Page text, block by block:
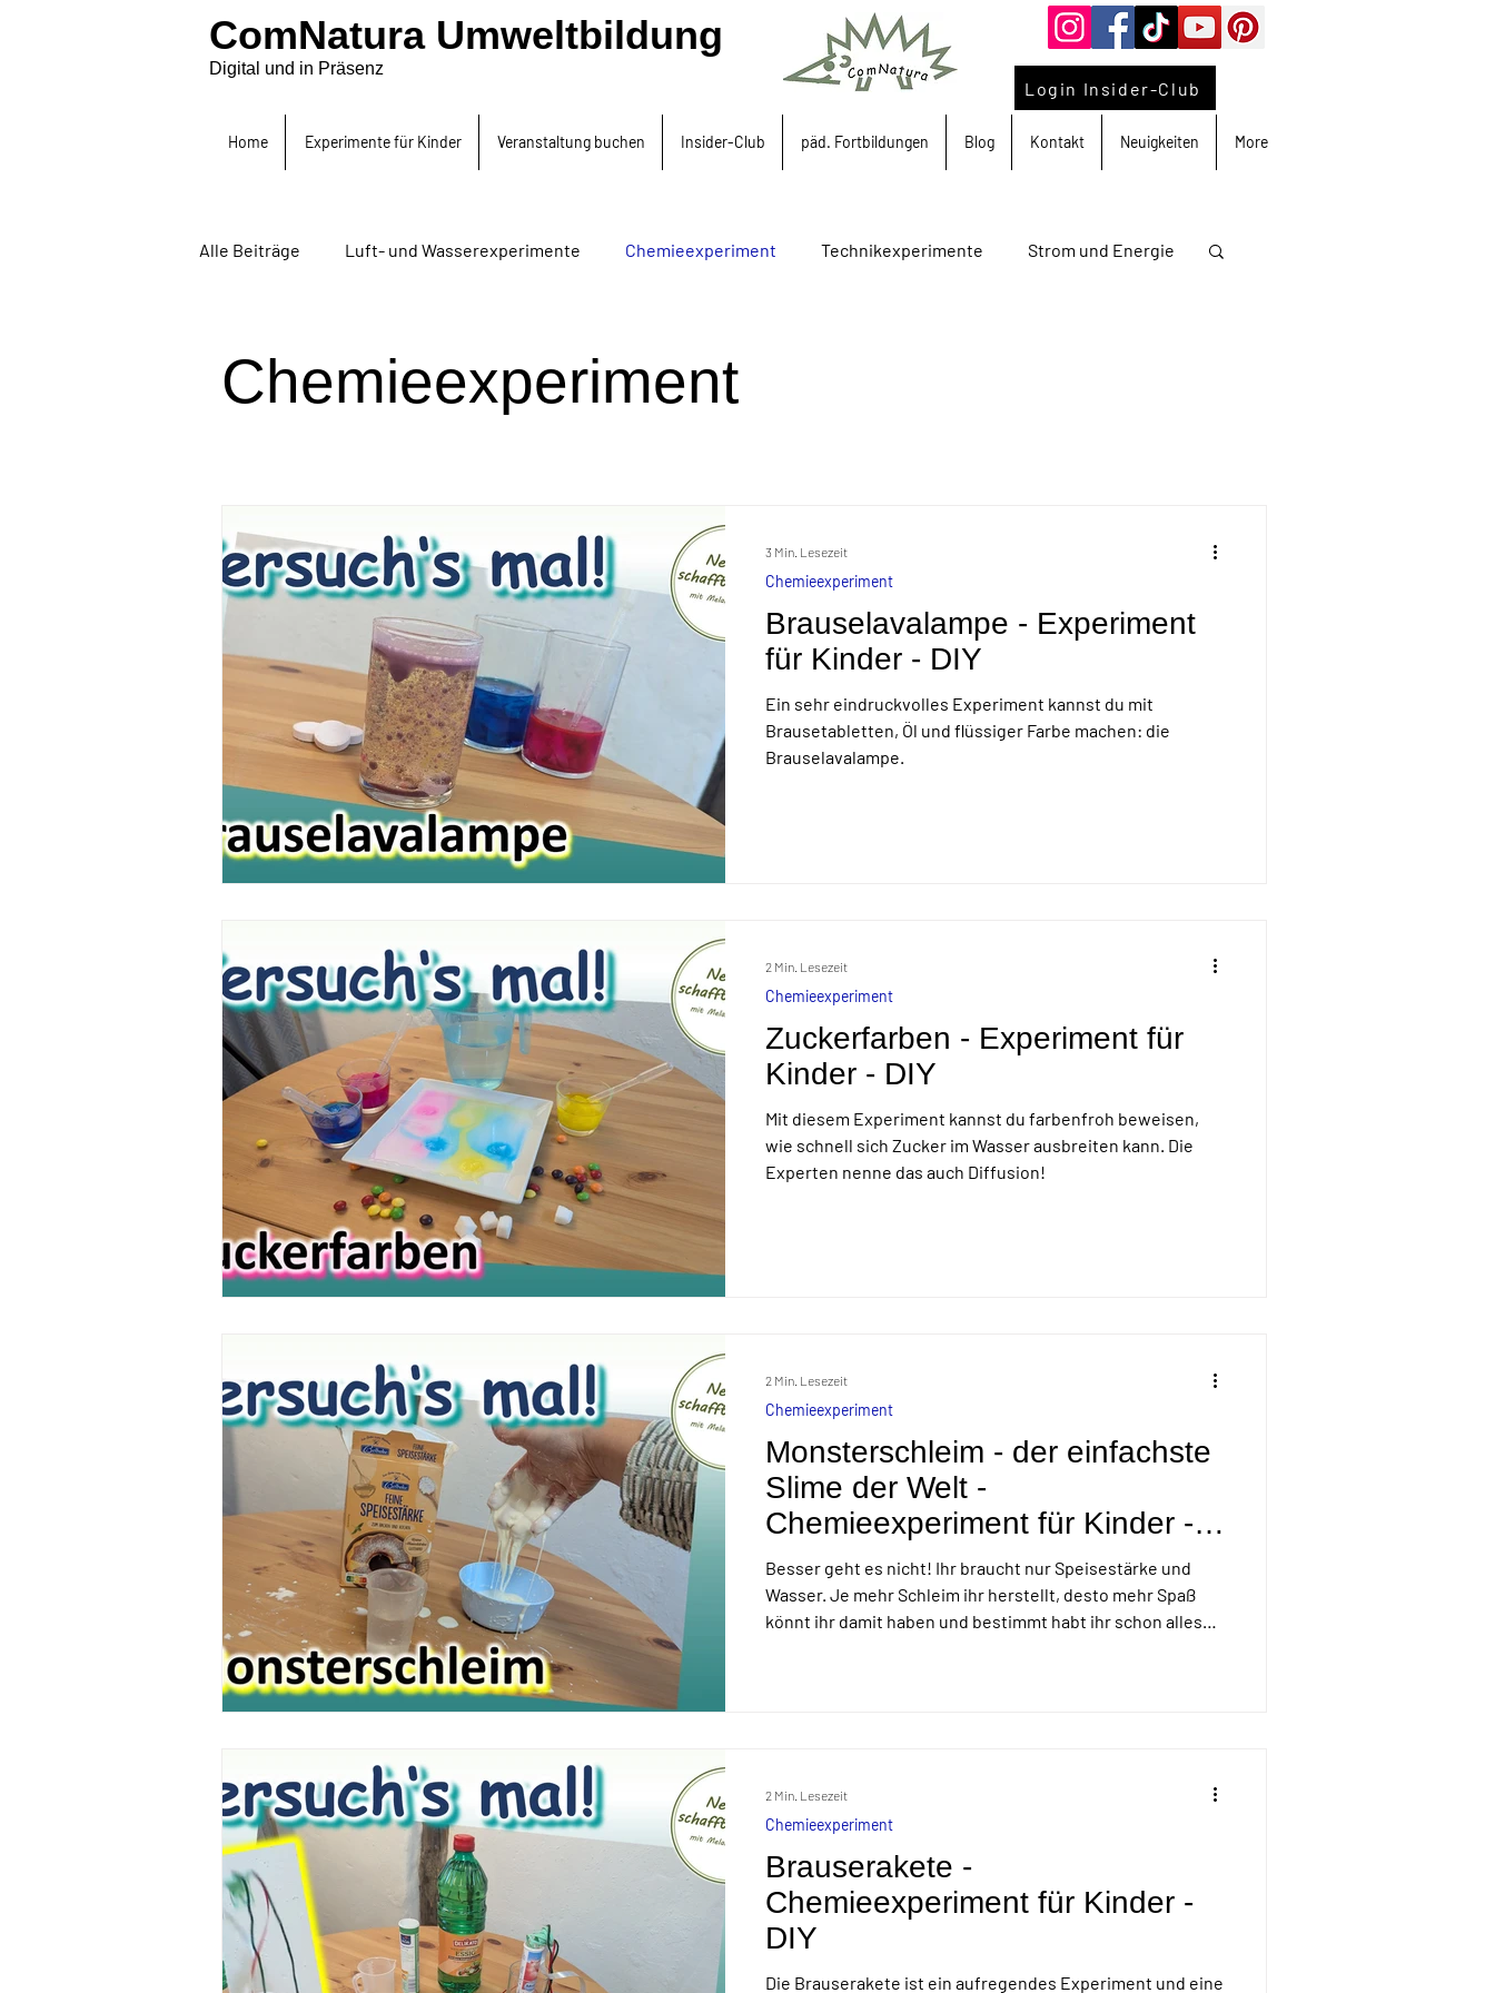
ComNatura Umweltbildung
Digital und in Präsenz
Login Insider-Club
Home Experimente für Kinder Veranstaltung buchen Insider-Club päd. Fortbildungen Blog Kontakt Neuigkeiten More
Alle Beiträge Luft- und Wasserexperimente Chemieexperiment Technikexperimente Strom und Energie
Chemieexperiment
Brauselavalampe - Experiment
für Kinder - DIY
Ein sehr eindruckvolles Experiment kannst du mit
Brausetabletten, Öl und flüssiger Farbe machen: die
Brauselavalampe.
Chemieexperiment
3 Min. Lesezeit
Zuckerfarben - Experiment für
Kinder - DIY
Mit diesem Experiment kannst du farbenfroh beweisen,
wie schnell sich Zucker im Wasser ausbreiten kann. Die
Experten nenne das auch Diffusion!
Chemieexperiment
2 Min. Lesezeit
Monsterschleim - der einfachste
Slime der Welt -
Chemieexperiment für Kinder -
DIY
Besser geht es nicht! Ihr braucht nur Speisestärke und
Wasser. Je mehr Schleim ihr herstellt, desto mehr Spaß
könnt ihr damit haben und bestimmt habt ihr schon alles
Chemieexperiment
2 Min. Lesezeit
Brauserakete -
Chemieexperiment für Kinder -
DIY
Die Brauserakete ist ein aufregendes Experiment und eine
Chemieexperiment
2 Min. Lesezeit